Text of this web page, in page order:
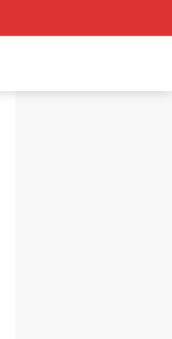
dengan